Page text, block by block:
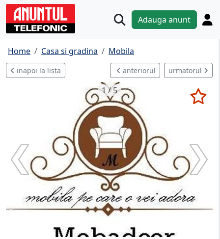
Adauga anunt
Home Casa si gradina Mobila
inapoi la lista anteriorul urmatorul
1 / 5